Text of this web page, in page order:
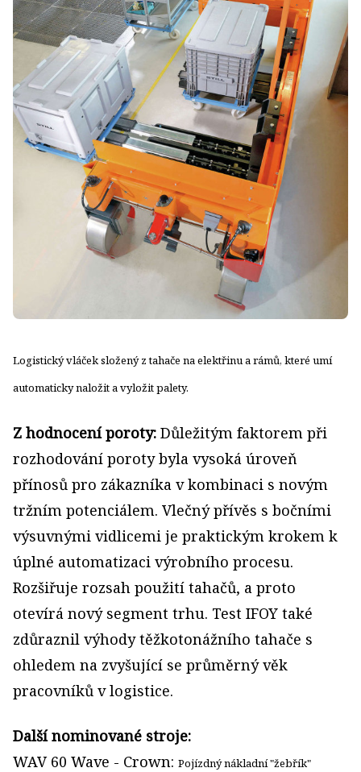
Logistický vláček složený z tahače na elektřinu a rámů, které umí
automaticky naložit a vyložit palety.
Z hodnocení poroty: Důležitým faktorem při
rozhodování poroty byla vysoká úroveň
přínosů pro zákazníka v kombinaci s novým
tržním potenciálem. Vlečný přívěs s bočními
výsuvnými vidlicemi je praktickým krokem k
úplné automatizaci výrobního procesu.
Rozšiřuje rozsah použití tahačů, a proto
otevírá nový segment trhu. Test IFOY také
zdůraznil výhody těžkotonážního tahače s
ohledem na zvyšující se průměrný věk
pracovníků v logistice.
Další nominované stroje:
WAV 60 Wave - Crown: Pojízdný nákladní "žebřík"